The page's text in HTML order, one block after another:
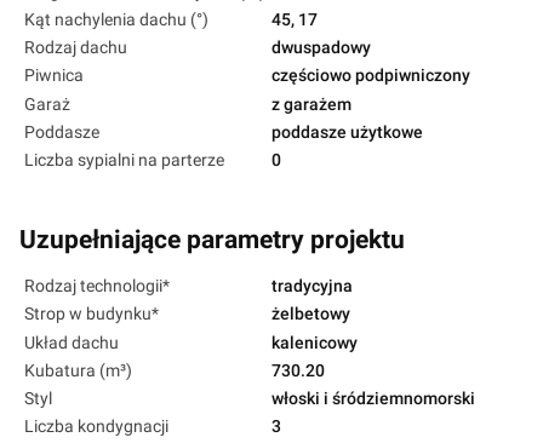
Kąt nachylenia dachu (°)
45, 17
Rodzaj dachu
dwuspadowy
Piwnica
częściowo podpiwniczony
Garaż
z garażem
Poddasze
poddasze użytkowe
Liczba sypialni na parterze
0
Uzupełniające parametry projektu
Rodzaj technologii*
tradycyjna
Strop w budynku*
żelbetowy
Układ dachu
kalenicowy
Kubatura (m³)
730.20
Styl
włoski i śródziemnomorski
Liczba kondygnacji
3